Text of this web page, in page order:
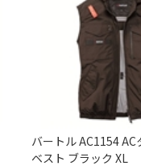
バートル AC1154
ベスト ブラック XL